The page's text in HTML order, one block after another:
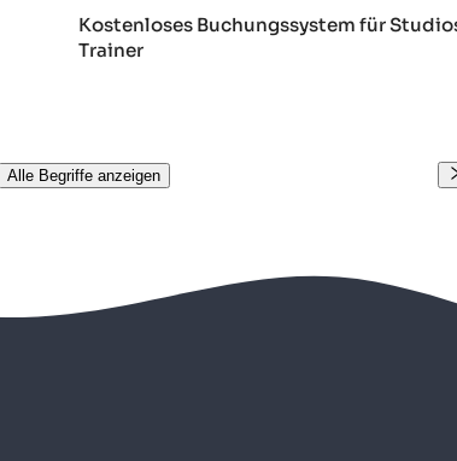
Kostenloses Buchungssystem für
Trainer
Alle Begriffe anzeigen